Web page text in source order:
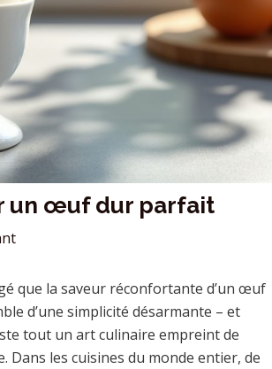
un œuf dur parfait
que la saveur réconfortante d’un œuf
d’une simplicité désarmante – et
tout un art culinaire empreint de
Dans les cuisines du monde entier, de